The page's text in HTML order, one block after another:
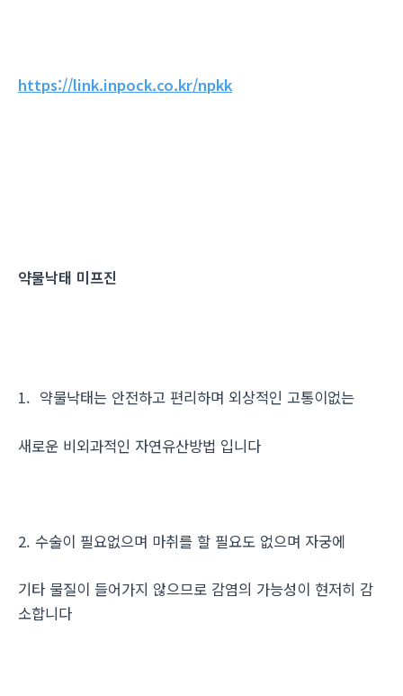
https://link.inpock.co.kr/npkk
약물낙태 미프진
1. 약물낙태는 안전하고 편리하며 외상적인 고통이없는
새로운 비외과적인 자연유산방법 입니다
2. 수술이 필요없으며 마취를 할 필요도 없으며 자궁에
기타 물질이 들어가지 않으므로 감염의 가능성이 현저히 감
소합니다